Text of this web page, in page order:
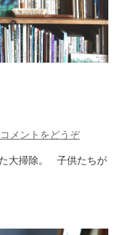
コメントをどうぞ(余
と
大掃除。 子供たちが